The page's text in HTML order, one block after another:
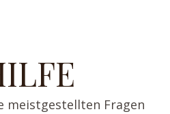
meistgestellten Fragen